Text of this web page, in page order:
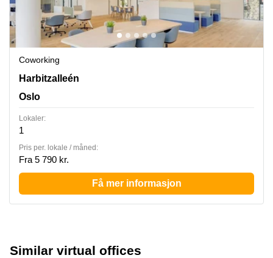
Coworking
Harbitzalleén 5, Oslo
Harbitzalleén
Oslo
Lokaler:
1
Pris per. lokale / måned:
Fra 5 790 kr.
Få mer informasjon
Similar virtual offices